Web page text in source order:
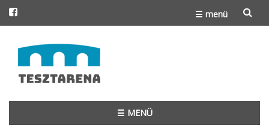
☰ menü
to
content
☰ MENÜ